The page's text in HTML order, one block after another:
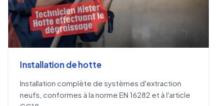
Installation de hotte
Installation complète de systèmes d'extraction
neufs, conformes à la norme EN 16282 et à l'article